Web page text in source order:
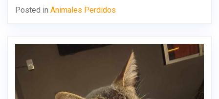
Posted in Animales Perdidos